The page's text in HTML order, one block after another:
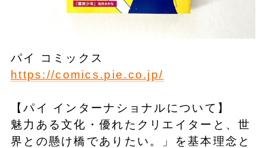
パイ コミックス
https://comics.pie.co.jp/
【パイ インターナショナルについて】
魅力ある文化・優れたクリエイターと、世
界との懸け橋でありたい。」を基本理念と